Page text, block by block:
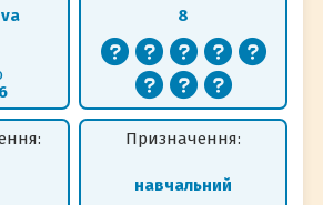
8
Призначення:
навчальний